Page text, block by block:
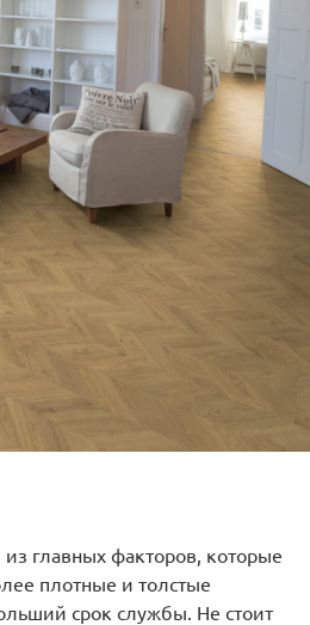
главных факторов, которые
плотные и толстые
срок службы. Не стоит